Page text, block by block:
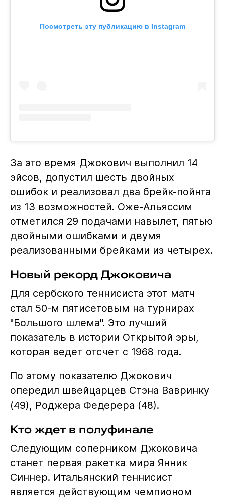
Посмотреть эту публикацию в Instagram
За это время Джокович выполнил 14
эйсов, допустил шесть двойных
ошибок и реализовал два брейк-пойнта
из 13 возможностей. Оже-Альяссим
отметился 29 подачами навылет, пятью
двойными ошибками и двумя
реализованными брейками из четырех.
Новый рекорд Джоковича
Для сербского теннисиста этот матч
стал 50-м пятисетовым на турнирах
"Большого шлема". Это лучший
показатель в истории Открытой эры,
которая ведет отсчет с 1968 года.
По этому показателю Джокович
опередил швейцарцев Стэна Вавринку
(49), Роджера Федерера (48).
Кто ждет в полуфинале
Следующим соперником Джоковича
станет первая ракетка мира Янник
Синнер. Итальянский теннисист
является действующим чемпионом